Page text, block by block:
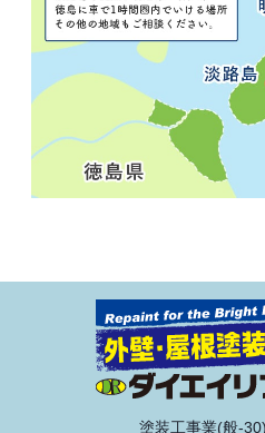
塗装工事業(般-